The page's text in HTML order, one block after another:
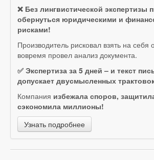
❌ Без лингвистической экспертизы
обернуться юридическими и
рисками!
Производитель рисковал взять на себя
вовремя провел анализ документа.
✅ Экспертиза за 5 дней – и текст
допускает двусмысленных
Компания избежала споров,
сэкономила миллионы!
Узнать подробнее